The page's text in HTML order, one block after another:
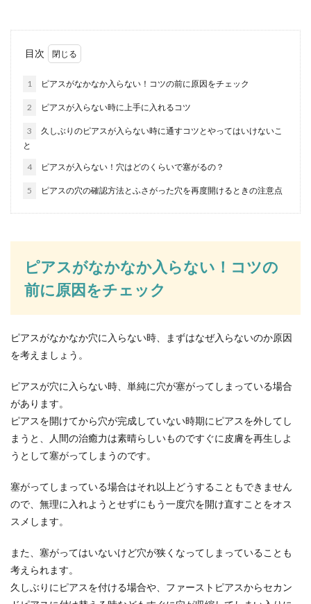
前にしつけることが大切です。甘噛みだからと油
断してい...
目の種類にはどんな形がある？それぞ
同じようにメイクをしているのに、濃く見えてし
まったりメイ...
お年玉は子供が管理している？それと
も親？最近のお年玉事情
小さな...
ハムスターの給水器から水が出ないと
ハムスターの給水器から水が出ないのはどんなこ
とが原因なのでしょうか？買ったばかりなのに水
金魚の稚魚の生存率はどのくらい？稚
魚の育て方のコツ
目次
1 ピアスがなかなか入らない！コツの前に原因をチェック
2 ピアスが入らない時に上手に入れるコツ
3
久しぶりのピアスが入らない時に通すコツとやってはいけないこ
と
4 ピアスが入らない！穴はどのくらいで塞がるの？
5 ピアスの穴の確認方法とふさがった穴を再度開けるときの注意点
ピアスがなかなか入らない！コツの
前に原因をチェック
ピアスがなかなか穴に入らない時、まずはなぜ入らないのか原因
を考えましょう。
ピアスが穴に入らない時、単純に穴が塞がってしまっている場合
があります。
ピアスを開けてから穴が完成していない時期にピアスを外してし
まうと、人間の治癒力は素晴らしいものですぐに皮膚を再生しよ
うとして塞がってしまうのです。
塞がってしまっている場合はそれ以上どうすることもできません
ので、無理に入れようとせずにもう一度穴を開け直すことをオス
スメします。
また、塞がってはいないけど穴が狭くなってしまっていることも
考えられます。
久しぶりにピアスを付ける場合や、ファーストピアスからセカン